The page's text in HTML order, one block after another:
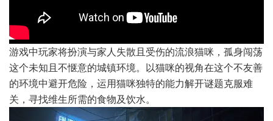
游戏中玩家将扮演与家人失散且受伤的流浪猫咪，孤身闯荡
这个未知且不惬意的城镇环境。以猫咪的视角在这个不友善
的环境中避开危险，运用猫咪独特的能力解开谜题克服难
关，寻找维生所需的食物及饮水。